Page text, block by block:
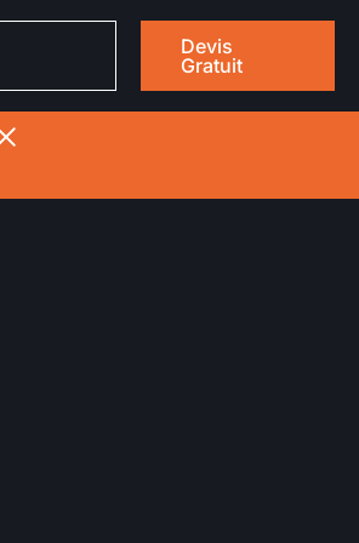
Devis
Gratuit